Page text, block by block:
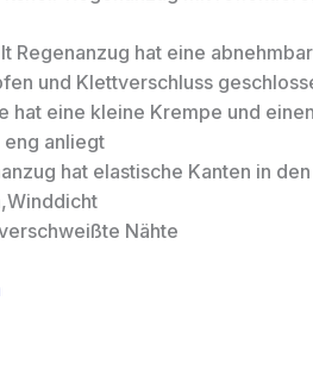
Regenanzug hat eine
und Klettverschluss
hat eine kleine Krempe und
eng anliegt
hat elastische Kanten in
Nähte